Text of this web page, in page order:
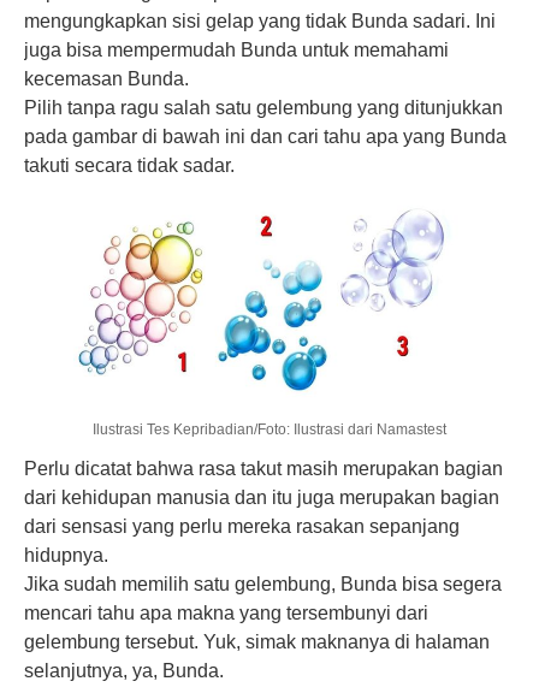
mengungkapkan sisi gelap yang tidak Bunda sadari. Ini
juga bisa mempermudah Bunda untuk memahami
kecemasan Bunda.
Pilih tanpa ragu salah satu gelembung yang ditunjukkan
pada gambar di bawah ini dan cari tahu apa yang Bunda
takuti secara tidak sadar.
Ilustrasi Tes Kepribadian/Foto: Ilustrasi dari Namastest
Perlu dicatat bahwa rasa takut masih merupakan bagian
dari kehidupan manusia dan itu juga merupakan bagian
dari sensasi yang perlu mereka rasakan sepanjang
hidupnya.
Jika sudah memilih satu gelembung, Bunda bisa segera
mencari tahu apa makna yang tersembunyi dari
gelembung tersebut. Yuk, simak maknanya di halaman
selanjutnya, ya, Bunda.